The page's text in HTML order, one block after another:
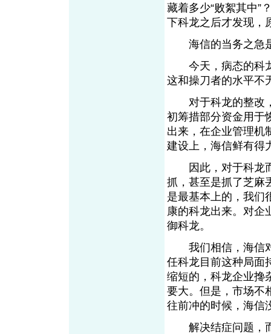
藏着多少“败絮其中”
下科龙之后才发现
海信的当务之急
今天，病态的科龙
这和操刀者的水平
对于科龙的整改，
初筹措部分资金用于
出来，在企业管理机
建设上，海信鲜有
因此，对于科龙而
抓，甚至是抓了芝麻
是最基本上的，我们
康的科龙出来。对企
御科龙。
我们相信，海信对
任科龙目前这种局面
缩短的，科龙企业搀
要大。但是，市场不
往前冲的时候，海
解决结症问题，而